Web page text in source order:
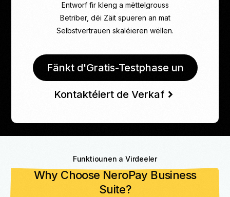
Entworf fir kleng a mëttelgrouss
Betriber, déi Zäit spueren an mat
Selbstvertrauen skaléieren wëllen.
Fänkt d'Gratis-Testphase un
Kontaktéiert de Verkaf
Funktiounen a Virdeeler
Why Choose NeroPay Business
Suite?